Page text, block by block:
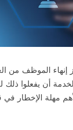
الموظف من
أن يفعلوا ذلك
مهلة الإخطار في